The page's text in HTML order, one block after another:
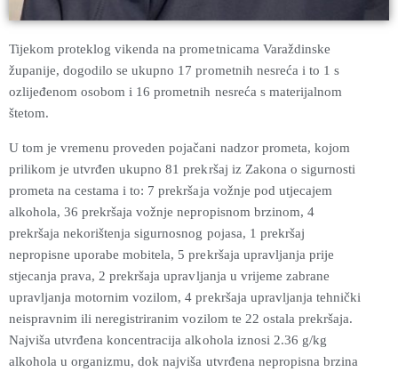
Tijekom proteklog vikenda na prometnicama Varaždinske
županije, dogodilo se ukupno 17 prometnih nesreća i to 1 s
ozlijeđenom osobom i 16 prometnih nesreća s materijalnom
štetom.
U tom je vremenu proveden pojačani nadzor prometa, kojom
prilikom je utvrđen ukupno 81 prekršaj iz Zakona o sigurnosti
prometa na cestama i to: 7 prekršaja vožnje pod utjecajem
alkohola, 36 prekršaja vožnje nepropisnom brzinom, 4
prekršaja nekorištenja sigurnosnog pojasa, 1 prekršaj
nepropisne uporabe mobitela, 5 prekršaja upravljanja prije
stjecanja prava, 2 prekršaja upravljanja u vrijeme zabrane
upravljanja motornim vozilom, 4 prekršaja upravljanja tehnički
neispravnim ili neregistriranim vozilom te 22 ostala prekršaja.
Najviša utvrđena koncentracija alkohola iznosi 2.36 g/kg
alkohola u organizmu, dok najviša utvrđena nepropisna brzina